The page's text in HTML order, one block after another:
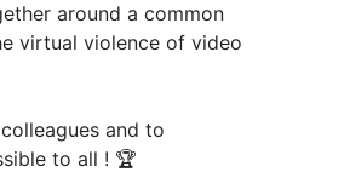
around a common
virtual violence of video
and to
to all ! 🏆